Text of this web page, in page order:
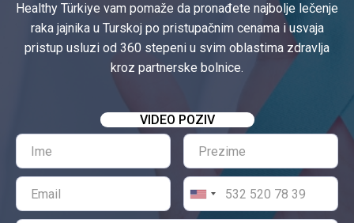
t
Healthy Türkiye vam pomaže da pronađete najbolje lečenje
raka jajnika u Turskoj po pristupačnim cenama i usvaja
pristup usluzi od 360 stepeni u svim oblastima zdravlja
kroz partnerske bolnice.
VIDEO POZIV